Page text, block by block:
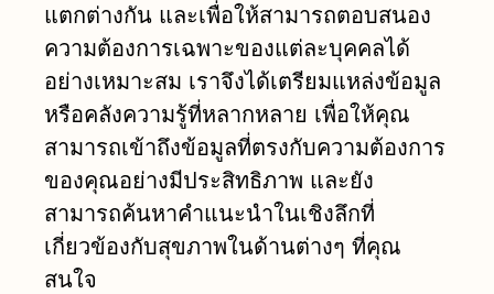
แตกต่างกัน และเพื่อให้สามารถตอบสนอง
ความต้องการเฉพาะของแต่ละบุคคลได้
อย่างเหมาะสม เราจึงได้เตรียมแหล่งข้อมูล
หรือคลังความรู้ที่หลากหลาย เพื่อให้คุณ
สามารถเข้าถึงข้อมูลที่ตรงกับความต้องการ
ของคุณอย่างมีประสิทธิภาพ และยัง
สามารถค้นหาคำแนะนำในเชิงลึกที่
เกี่ยวข้องกับสุขภาพในด้านต่างๆ ที่คุณ
สนใจ